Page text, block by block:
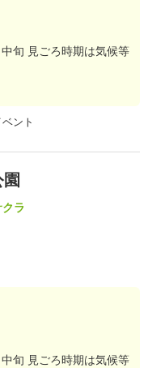
旬 見ごろ時期は気候等
ント
園
ラ
旬 見ごろ時期は気候等